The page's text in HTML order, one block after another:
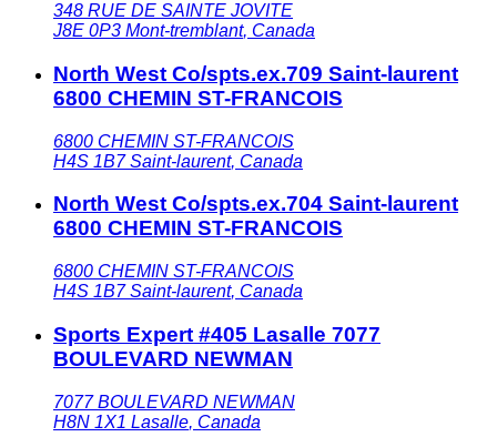
348 RUE DE SAINTE JOVITE
J8E 0P3 Mont-tremblant, Canada
North West Co/spts.ex.709 Saint-laurent
6800 CHEMIN ST-FRANCOIS
6800 CHEMIN ST-FRANCOIS
H4S 1B7 Saint-laurent, Canada
North West Co/spts.ex.704 Saint-laurent
6800 CHEMIN ST-FRANCOIS
6800 CHEMIN ST-FRANCOIS
H4S 1B7 Saint-laurent, Canada
Sports Expert #405 Lasalle 7077
BOULEVARD NEWMAN
7077 BOULEVARD NEWMAN
H8N 1X1 Lasalle, Canada